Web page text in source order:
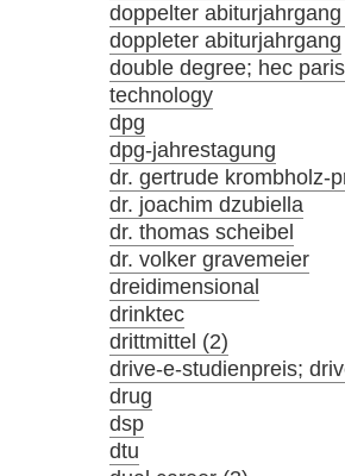
doppelter
doppleter abiturjahrgang
double degree; hec
technology
dpg
dpg-jahrestagung
dr. gertrude krombholz-
dr. joachim dzubiella
dr. thomas scheibel
dr. volker gravemeier
dreidimensional
drinktec
drittmittel (2)
drive-e-studienpreis;
drug
dsp
dtu